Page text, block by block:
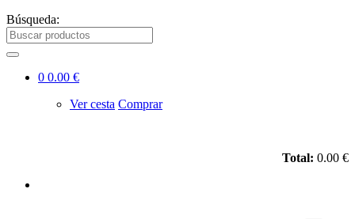
Búsqueda:
0 0.00 €
Ver cesta Comprar
Total: 0.00 €